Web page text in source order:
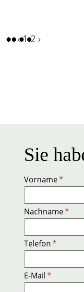
‹12 ›
Sie
Vorname*
Nachname*
Telefon*
E-Mail*